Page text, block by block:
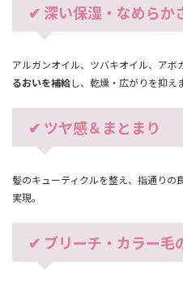
✔ 深い保湿・なめらか
アルガンオイル、ツバキオイル、ア
るおいを補給し、乾燥・広がりを抑え
✔ ツヤ感＆まとまり
髪のキューティクルを整え、指通りの
実現。
✔ ブリーチ・カラー毛